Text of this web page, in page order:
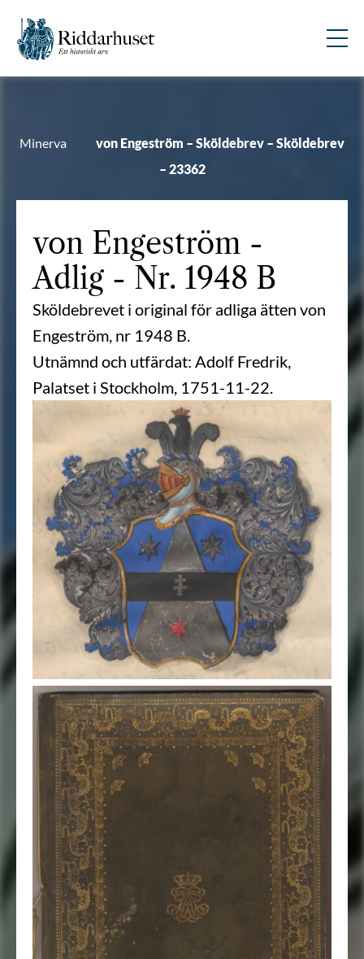
Minerva
von Engeström – Sköldebrev – Sköldebrev
– 23362
von Engeström -
Adlig - Nr. 1948 B
Sköldebrevet i original för adliga ätten von
Engeström, nr 1948 B.
Utnämnd och utfärdat: Adolf Fredrik,
Palatset i Stockholm, 1751-11-22.